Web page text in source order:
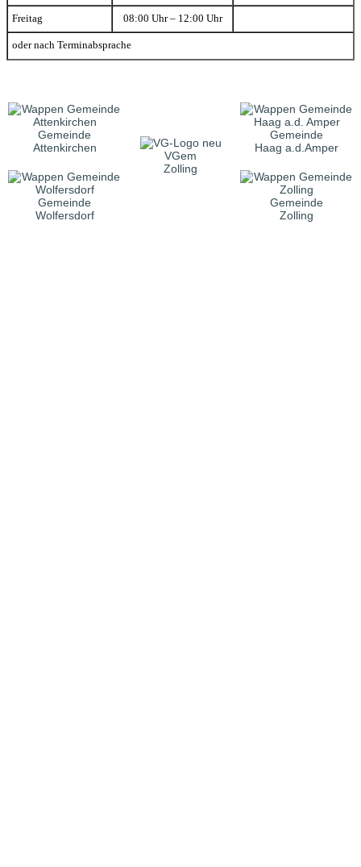
Freitag 08:00 Uhr – 12:00 Uhr
oder nach Terminabsprache
Gemeinde
Attenkirchen
VGem
Zolling
Gemeinde
Haag a.d.Amper
Gemeinde
Wolfersdorf
Gemeinde
Zolling